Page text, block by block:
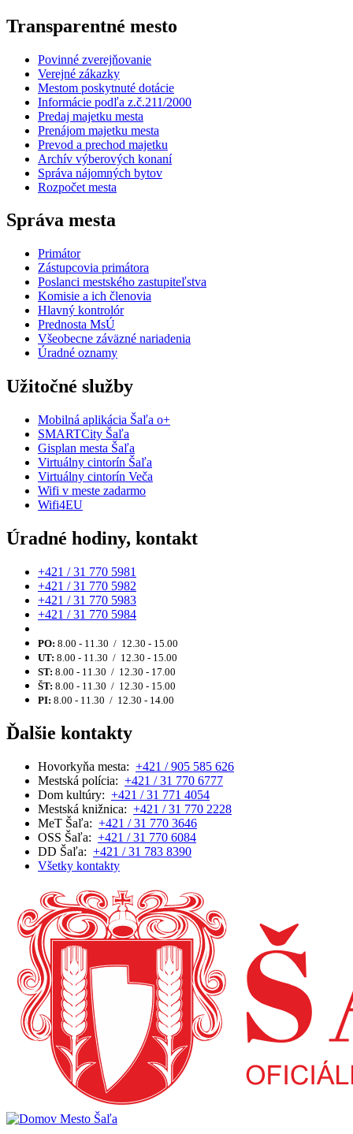
Transparentné mesto
Povinné zverejňovanie
Verejné zákazky
Mestom poskytnuté dotácie
Informácie podľa z.č.211/2000
Predaj majetku mesta
Prenájom majetku mesta
Prevod a prechod majetku
Archív výberových konaní
Správa nájomných bytov
Rozpočet mesta
Správa mesta
Primátor
Zástupcovia primátora
Poslanci mestského zastupiteľstva
Komisie a ich členovia
Hlavný kontrolór
Prednosta MsÚ
Všeobecne záväzné nariadenia
Úradné oznamy
Užitočné služby
Mobilná aplikácia Šaľa o+
SMARTCity Šaľa
Gisplan mesta Šaľa
Virtuálny cintorín Šaľa
Virtuálny cintorín Veča
Wifi v meste zadarmo
Wifi4EU
Úradné hodiny, kontakt
+421 / 31 770 5981
+421 / 31 770 5982
+421 / 31 770 5983
+421 / 31 770 5984
PO: 8.00 - 11.30 / 12.30 - 15.00
UT: 8.00 - 11.30 / 12.30 - 15.00
ST: 8.00 - 11.30 / 12.30 - 17.00
ŠT: 8.00 - 11.30 / 12.30 - 15.00
PI: 8.00 - 11.30 / 12.30 - 14.00
Ďalšie kontakty
Hovorkyňa mesta: +421 / 905 585 626
Mestská polícia: +421 / 31 770 6777
Dom kultúry: +421 / 31 771 4054
Mestská knižnica: +421 / 31 770 2228
MeT Šaľa: +421 / 31 770 3646
OSS Šaľa: +421 / 31 770 6084
DD Šaľa: +421 / 31 783 8390
Všetky kontakty